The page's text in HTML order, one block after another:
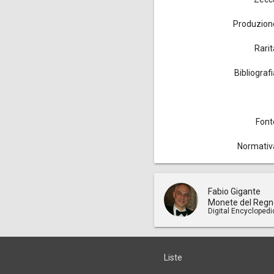
Fabio Gigante
Monete del
Digital
Liste